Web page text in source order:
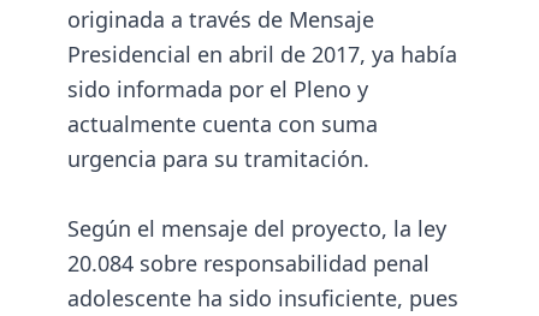
originada a través de Mensaje
Presidencial en abril de 2017, ya había
sido informada por el Pleno y
actualmente cuenta con suma
urgencia para su tramitación.
Según el mensaje del proyecto, la ley
20.084 sobre responsabilidad penal
adolescente ha sido insuficiente, pues